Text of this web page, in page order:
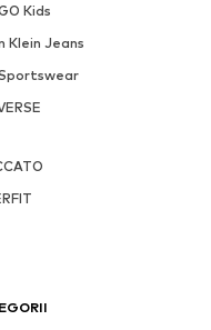
Kids
Klein Jeans